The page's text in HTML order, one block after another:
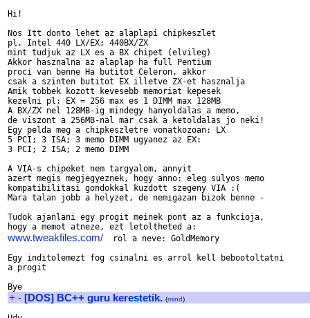
Hi!
Nos Itt donto lehet az alaplapi chipkeszlet
pl. Intel 440 LX/EX; 440BX/ZX
mint tudjuk az LX es a BX chipet (elvileg)
Akkor hasznalna az alaplap ha full Pentium
proci van benne Ha butitot Celeron, akkor
csak a szinten butitot EX illetve ZX-et hasznalja
Amik tobbek kozott kevesebb memoriat kepesek
kezelni pl: EX = 256 max es 1 DIMM max 128MB
A BX/ZX nel 128MB-ig mindegy hanyoldalas a memo,
de viszont a 256MB-nal mar csak a ketoldalas jo neki!
Egy pelda meg a chipkeszletre vonatkozoan: LX
5 PCI; 3 ISA; 3 memo DIMM ugyanez az EX:
3 PCI; 2 ISA; 2 memo DIMM
A VIA-s chipeket nem targyalom, annyit
azert megis megjegyeznek, hogy anno: eleg sulyos memo
kompatibilitasi gondokkal kuzdott szegeny VIA :(
Mara talan jobb a helyzet, de nemigazan bizok benne -
Tudok ajanlani egy progit meinek pont az a funkcioja,
www.tweakfiles.com/
  rol a neve: GoldMemory
Egy inditolemezt fog csinalni es arrol kell bebootoltatni
a progit
+ - [DOS] BC++ guru kerestetik. (mind)